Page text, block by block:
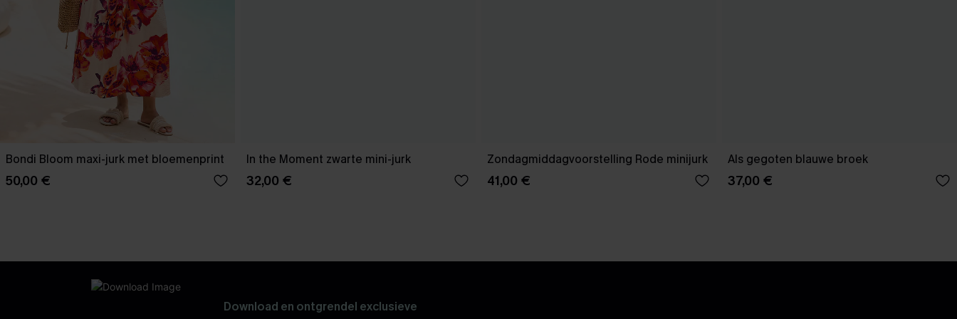
Bondi Bloom maxi-jurk met bloemenprint
50,00 €
In the Moment zwarte mini-jurk
32,00 €
Zondagmiddagvoorstelling Rode minijurk
41,00 €
Als gegoten blauwe broek
37,00 €
Download en ontgrendel exclusieve